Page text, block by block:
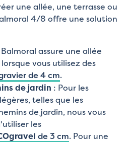
une allée, une terrasse ou
4/8 offre une solution
assure une allée
vous utilisez des
de 4 cm.
de jardin : Pour les
telles que les
de jardin, nous vous
les
de 3 cm. Pour une